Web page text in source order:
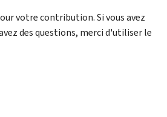
votre contribution. Si vous avez
des questions, merci d'utiliser le